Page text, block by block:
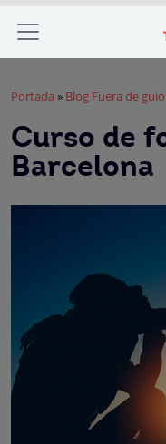
Portada » Blog Fuera de
Curso de
Barcelona